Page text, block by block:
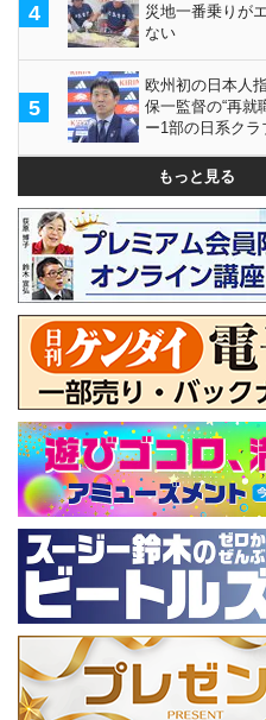
4
災地一番乗りが
ない
5
欧州初の日本人
保一監督の“再就
ー1部の日系ク
もっと見る